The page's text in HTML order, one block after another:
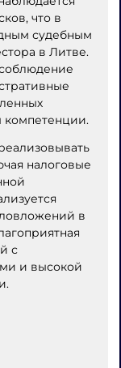
что в
судебным
в Литве.
компетенции.
налоговые
в
с
и высокой